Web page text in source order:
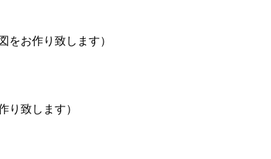
お作り致します）
り致します）